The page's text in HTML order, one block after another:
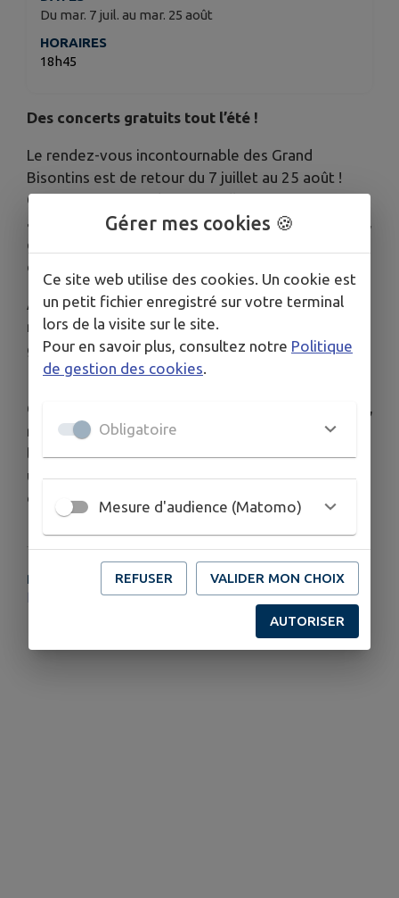
Du mar. 7 juil. au mar. 25 août
HORAIRES
18h45
Des concerts gratuits tout l’été !
Le rendez-vous incontournable des Grand
Bisontins est de retour du 7 juillet au 25 août !
Que vous soyez solo, en famille ou entre amis,
assistez à l’une des 7 soirées des Mardis des rives,
et (re)découvrez des artistes locaux ou venus
d’ailleurs.
Au programme : Pop, rock, reggae, blues, soul ou
musiques du monde, il y en aura pour tous les
goûts !
Cette année, il n’est plus nécessaire de réserver,
mais les concerts ont une capacité d’accueil
limitée. Pour optimiser vos chances d’obtenir
une place, arrivez dès l’ouverture et profitez
des animations !
PLUS D'INFORMATIONS
https://www.mardisdesrives.fr/programmation2026/
Gérer mes cookies 🍪
Ce site web utilise des cookies. Un cookie est
un petit fichier enregistré sur votre terminal
lors de la visite sur le site.
Pour en savoir plus, consultez notre Politique
de gestion des cookies
Obligatoire
Mesure d'audience (Matomo)
REFUSER VALIDER MON CHOIX
AUTORISER